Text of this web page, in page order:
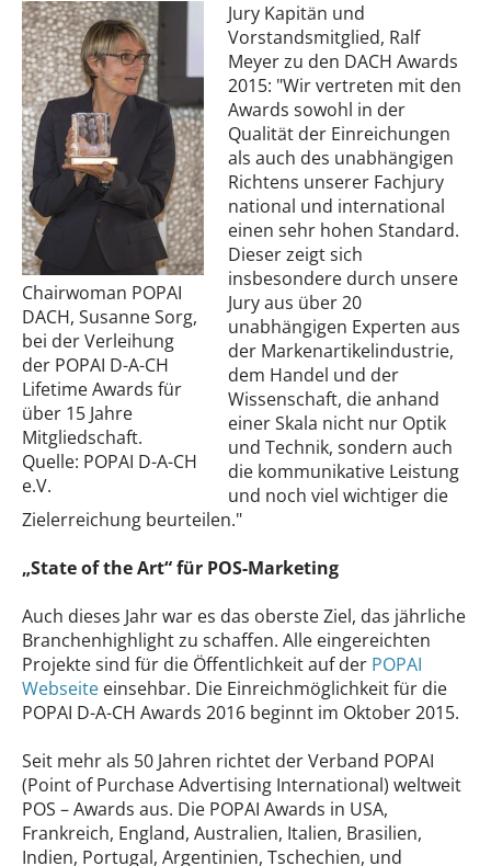
Chairwoman POPAI
DACH, Susanne Sorg,
bei der Verleihung
der POPAI D-A-CH
Lifetime Awards für
über 15 Jahre
Mitgliedschaft.
Quelle: POPAI D-A-CH
e.V.
Jury Kapitän und
Vorstandsmitglied, Ralf
Meyer zu den DACH Awards
2015: "Wir vertreten mit den
Awards sowohl in der
Qualität der Einreichungen
als auch des unabhängigen
Richtens unserer Fachjury
national und international
einen sehr hohen Standard.
Dieser zeigt sich
insbesondere durch unsere
Jury aus über 20
unabhängigen Experten aus
der Markenartikelindustrie,
dem Handel und der
Wissenschaft, die anhand
einer Skala nicht nur Optik
und Technik, sondern auch
die kommunikative Leistung
und noch viel wichtiger die
Zielerreichung beurteilen."
„State of the Art“ für POS-Marketing
Auch dieses Jahr war es das oberste Ziel, das jährliche
Branchenhighlight zu schaffen. Alle eingereichten
Projekte sind für die Öffentlichkeit auf der POPAI
Webseite einsehbar. Die Einreichmöglichkeit für die
POPAI D-A-CH Awards 2016 beginnt im Oktober 2015.
Seit mehr als 50 Jahren richtet der Verband POPAI
(Point of Purchase Advertising International) weltweit
POS – Awards aus. Die POPAI Awards in USA,
Frankreich, England, Australien, Italien, Brasilien,
Indien, Portugal, Argentinien, Tschechien, und